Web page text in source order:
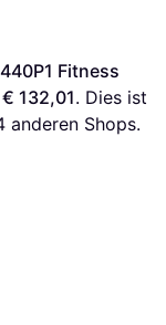
Fitness
€ 132,01. Dies ist
anderen Shops.